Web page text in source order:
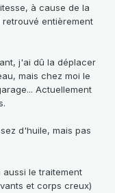
à cause de la
entièrement
j'ai dû la déplacer
mais chez moi le
Actuellement
d'huile, mais pas
le traitement
et corps creux)